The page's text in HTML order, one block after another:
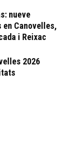
nueve
Canovelles,
i Reixac
2026